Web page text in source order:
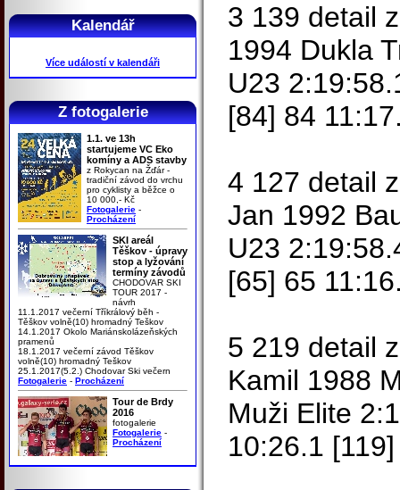
Kalendář
Více událostí v kalendáři
Z fotogalerie
1.1. ve 13h
startujeme VC Eko
komíny a ADS stavby
z Rokycan na Žďár -
tradiční závod do vrchu
pro cyklisty a běžce o
10 000,- Kč
Fotogalerie -
Procházení
SKI areál
Těškov - úpravy
stop a lyžování
termíny závodů
CHODOVAR SKI
TOUR 2017 -
návrh
11.1.2017 večerní Tříkrálový běh -
Těškov volně(10) hromadný Teškov
14.1.2017 Okolo Mariánskolázeňských
pramenů
18.1.2017 večerní závod Těškov
volně(10) hromadný Teškov
25.1.2017(5.2.) Chodovar Ski večern
Fotogalerie - Procházení
Tour de Brdy
2016
fotogalerie
Fotogalerie -
Procházení
3 139 detail
1994 Dukla
U23
[84] 84
4 127 detail
Jan 1992
U23
[65] 65
5 219 detail
Kamil 1988
Muži Elite
10:26.1